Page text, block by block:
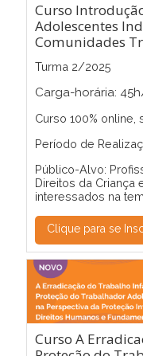
Curso
Adolescentes
Comunidades
Turma 2/2025
Carga-horária:
Curso 100% online,
Período de
Público-Alvo:
Direitos da Criança
interessados na
Clique para se
Curso A